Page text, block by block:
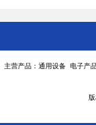
主营产品：通用设备 电子产